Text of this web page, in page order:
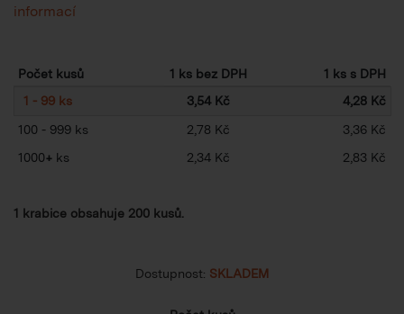
informací
Počet kusů 1 ks bez DPH
1 ks s DPH
1 - 99 ks
3,54 Kč
4,28 Kč
100 - 999 ks
2,78 Kč
3,36 Kč
1000+ ks 2,34 Kč 2,83 Kč
1 krabice obsahuje 200 kusů.
Dostupnost: SKLADEM